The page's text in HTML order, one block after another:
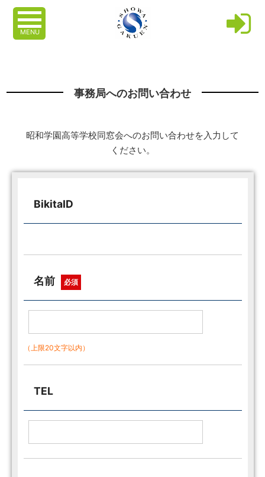
MENU
事務局へのお問い合わせ
昭和学園高等学校同窓会へのお問い合わせを入力して
ください。
BikitaID
名前 必須
（上限20文字以内）
TEL